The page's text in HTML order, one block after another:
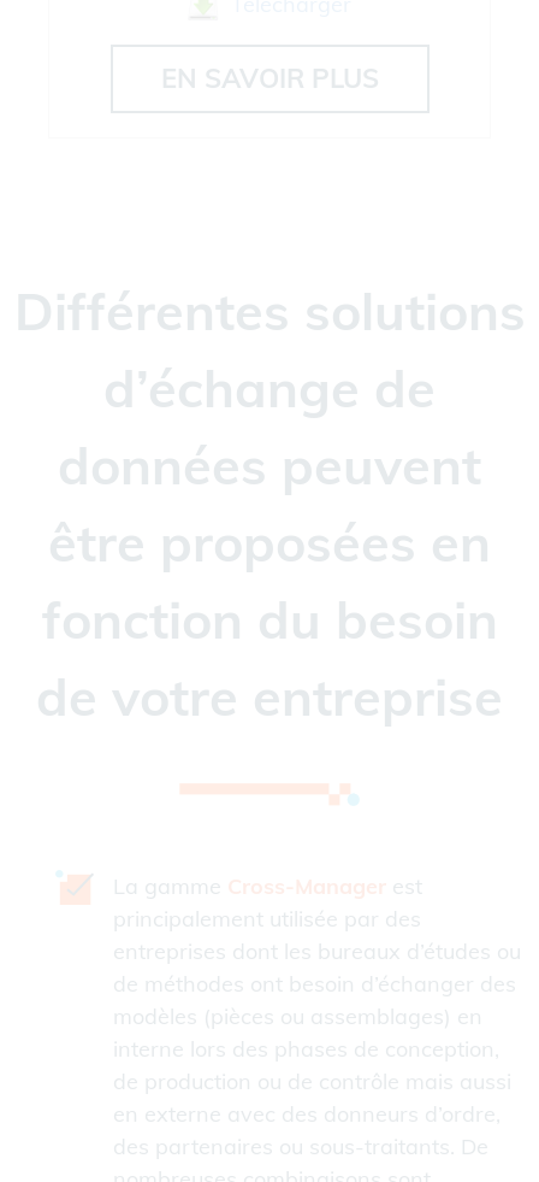
EN SAVOIR PLUS
Différentes solutions
d’échange de
données peuvent
être proposées en
fonction du besoin
de votre entreprise
La gamme
est
principalement utilisée par des
entreprises dont les bureaux d’études ou
de méthodes ont besoin d’échanger des
modèles (pièces ou assemblages) en
interne lors des phases de conception,
de production ou de contrôle mais aussi
en externe avec des donneurs d’ordre,
des partenaires ou sous-traitants. De